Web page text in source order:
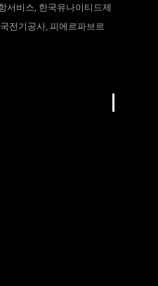
서비스, 한국유나이티드제
전기공사, 피에르파브르